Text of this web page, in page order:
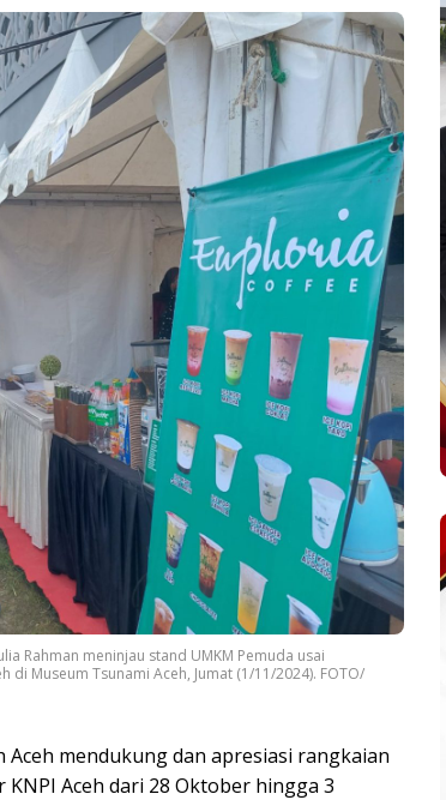
Rahman meninjau stand UMKM Pemuda usai
Museum Tsunami Aceh, Jumat (1/11/2024). FOTO/
Aceh mendukung dan apresiasi rangkaian
Aceh dari 28 Oktober hingga 3